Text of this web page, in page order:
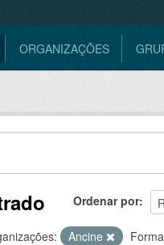
ORGANIZAÇÕES
Ordenar por
Ancine